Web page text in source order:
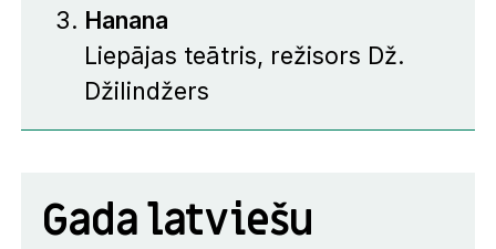
Hanana
Liepājas teātris, režisors Dž.
Džilindžers
Gada latviešu